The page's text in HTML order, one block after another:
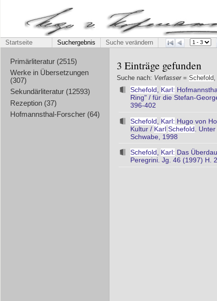
Startseite Suchergebnis Suche verändern
Primärliteratur (2515)
Werke in Übersetzungen
(307)
Sekundärliteratur (12593)
Rezeption (37)
Hofmannsthal-Forscher (64)
3 Einträge gefunden
Suche nach: Verfasser= Schefold
Schefold, Karl:
Ring" / für die Stefan-
396-402
Schefold Karl: Hugo von
Kultur / Karl Schefold .
Schwabe, 1998
Schefold Karl: Das
Peregrini. Jg. 46 (1997) H.